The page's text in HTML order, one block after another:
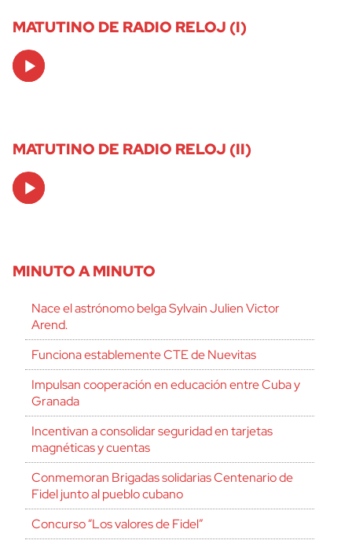
MATUTINO DE RADIO RELOJ (I)
Audio
Player
MATUTINO DE RADIO RELOJ (II)
Audio
Player
MINUTO A MINUTO
Nace el astrónomo belga Sylvain Julien Victor
Arend.
Funciona establemente CTE de Nuevitas
Impulsan cooperación en educación entre Cuba y
Granada
Incentivan a consolidar seguridad en tarjetas
magnéticas y cuentas
Conmemoran Brigadas solidarias Centenario de
Fidel junto al pueblo cubano
Concurso “Los valores de Fidel”